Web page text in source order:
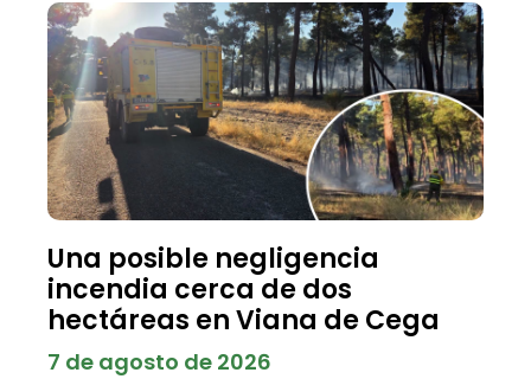
Una posible negligencia
incendia cerca de dos
hectáreas en Viana de Cega
7 de agosto de 2026